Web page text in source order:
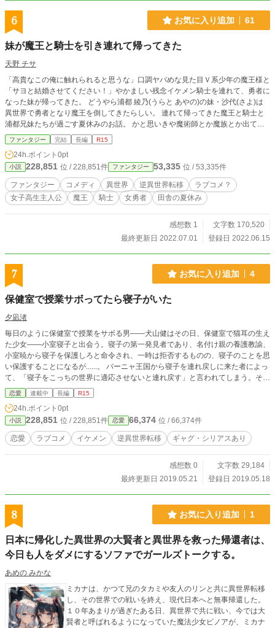
6 お気に入り追加 61
妹が魔王と騎士を引き連れて帰ってきた
天野 チサ
「高貴なこの俺に触れられると思うな」口調ヤバめな見た目Ｖ系少年の魔王様と
「サヨと結婚させてください！」やかましい残念イケメン騎士を連れて、勇者に
なった妹が帰ってきた。 どうやら浦都 綾乃(うらと あやの)の妹・沙代(さよ)は
異世界で勇者となり魔王を倒してきたらしい。 連れて帰ってきた魔王と騎士と
浦都兄妹たちが過ごす夏休みのお話。 かと思いきや魔術師とか魔族とか出てき
ての魔法合戦へも突入。 日本の片田舎で巻き起こるコメディ後半少しシリアス
ファンタジー。 ※設定はゆるいです。 ※なろうにも掲載 ※以前別名義で途中ま
で投稿していた話を修正して完結まで書き上げたものです。 ※R15はバトル描
写があるので念のため
ファンタジー 完結 長編 R15
24h.ポイント 0pt
小説 228,851 位 / 228,851件 ファンタジー 53,335 位 / 53,335件
ファンタジー コメディ 異世界 逆異世界転移
ラブコメ？
女子高生主人公
魔王 騎士 女勇者 田舎の夏休み
感想数 1
文字数 170,520
最終更新日 2022.07.01
登録日 2022.06.15
7 お気に入り追加 4
保健室で授業サボってたら寝子がいた
夕凪渚
毎日のように保健室で授業をサボる男――犬山健はその日、保健室で猫耳の生え
た少女――小室寝子と出会う。寝子の第一発見者であり、名付け親の養護教諭、
小室暁から寝子を保護しろと命令され、一時は拒否するものの、寝子のことを思
い保護することになるが......。 バーニャ王国から寝子を連れ戻しに来た者によっ
て、「寝子をこっちの世界に適応させないと連れ戻す」と言われてしまう。そん
な事実を健は最初皆に隠し通し、一人で全てやろうとしていたが、最終的にいろ
いろな人にバレてしまう。そこから寝子の真実を知った者だけが集まり、寝子を
世界に適応させるための"適応計画"がスタートしたのだった。
恋愛 連載中 長編 R15
24h.ポイント 0pt
小説 228,851 位 / 228,851件 恋愛 66,374 位 / 66,374件
恋愛 ラブコメ イケメン 逆異世界転移 ギャグ・シリアスあり
感想数 0
文字数 29,184
最終更新日 2019.05.21
登録日 2019.05.18
8 お気に入り追加 1
日本に帰化した異世界の大賢者と異世界を救った帰還者は、
今日も人をダメにするソファでガールズトークする。
あめの みかな
ミカナは、かつて兄のタカミや友人のリンと共に異世界転移
し、その世界での戦いを終え、現代日本へと無事帰還した。
１０年あまりが過ぎたある日、異世界で共に戦い、今では大
賢者と呼ばれるようになっていた魔法少女ピノアが、ミカナ